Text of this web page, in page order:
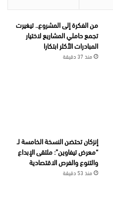
من الفكرة إلى المشروع.. تيغيرت
تجمع حاملي المشاريع لاختيار
المبادرات الأكثر ابتكارا
منذ 37 دقيقة
إنزكان تحتضن النسخة الخامسة لـ
“معرض تيفاوين”: ملتقى الإبداع
والتنوع والفرص الاقتصادية
منذ 53 دقيقة